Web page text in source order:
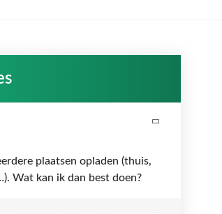
plaatsen opladen (thuis,
Wat kan ik dan best doen?